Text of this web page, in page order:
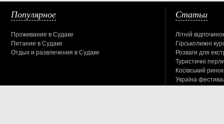
Популярное
Проживание в Судаке
Питание в Судаке
Отдых и развлечения в Судаке
Статьи
Літній
Гірськолижні
Розваги для
Туристичні
Косівський ринок
Україна